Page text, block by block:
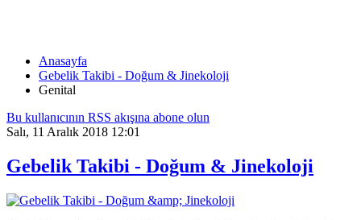
Anasayfa
Gebelik Takibi - Doğum & Jinekoloji
Genital
Bu kullanıcının RSS akışına abone olun
Salı, 11 Aralık 2018 12:01
Gebelik Takibi - Doğum & Jinekoloji